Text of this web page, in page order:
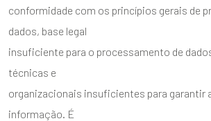
conformidade com os princípios gerais de
dados, base legal
insuficiente para o processamento de
técnicas e
organizacionais insuficientes para garantir
informação. É